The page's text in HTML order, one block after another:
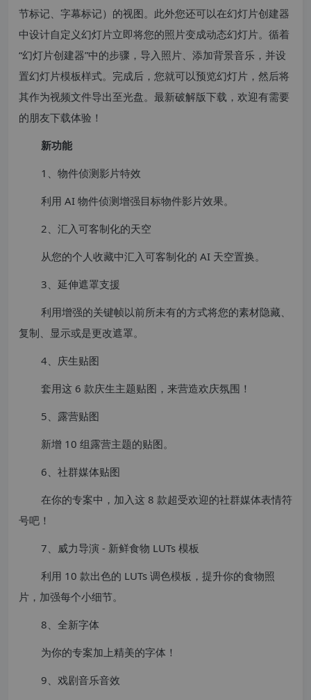
节标记、字幕标记）的视图。此外您还可以在幻灯片创建器
中设计自定义幻灯片立即将您的照片变成动态幻灯片。循着
“幻灯片创建器”中的步骤，导入照片、添加背景音乐，并设
置幻灯片模板样式。完成后，您就可以预览幻灯片，然后将
其作为视频文件导出至光盘。最新破解版下载，欢迎有需要
的朋友下载体验！
新功能
1、物件侦测影片特效
利用 AI 物件侦测增强目标物件影片效果。
2、汇入可客制化的天空
从您的个人收藏中汇入可客制化的 AI 天空置换。
3、延伸遮罩支援
利用增强的关键帧以前所未有的方式将您的素材隐藏、
复制、显示或是更改遮罩。
4、庆生贴图
套用这 6 款庆生主题贴图，来营造欢庆氛围！
5、露营贴图
新增 10 组露营主题的贴图。
6、社群媒体贴图
在你的专案中，加入这 8 款超受欢迎的社群媒体表情符
号吧！
7、威力导演 - 新鲜食物 LUTs 模板
利用 10 款出色的 LUTs 调色模板，提升你的食物照
片，加强每个小细节。
8、全新字体
为你的专案加上精美的字体！
9、戏剧音乐音效